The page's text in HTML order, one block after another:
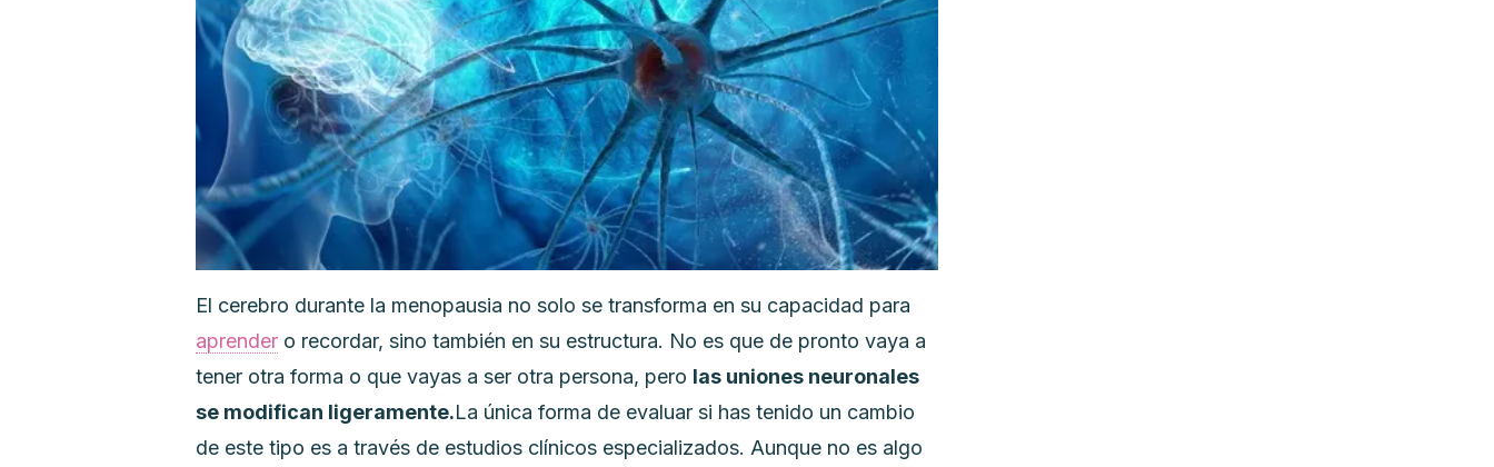
El cerebro durante la menopausia no solo se transforma en su capacidad para
aprender o recordar, sino también en su estructura. No es que de pronto vaya a
tener otra forma o que vayas a ser otra persona, pero las uniones neuronales
se modifican ligeramente.La única forma de evaluar si has tenido un cambio
de este tipo es a través de estudios clínicos especializados. Aunque no es algo